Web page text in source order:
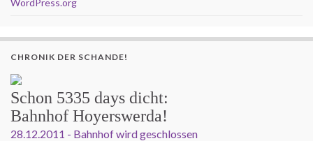
WordPress.org
CHRONIK DER SCHANDE!
Schon 5335 days dicht:
Bahnhof Hoyerswerda!
28.12.2011 - Bahnhof wird geschlossen